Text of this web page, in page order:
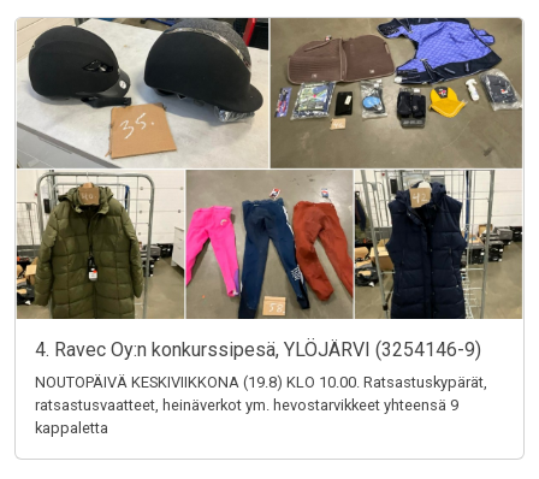
4. Ravec Oy:n konkurssipesä, YLÖJÄRVI (3254146-9)
NOUTOPÄIVÄ KESKIVIIKKONA (19.8) KLO 10.00. Ratsastuskypärät,
ratsastusvaatteet, heinäverkot ym. hevostarvikkeet yhteensä 9
kappaletta